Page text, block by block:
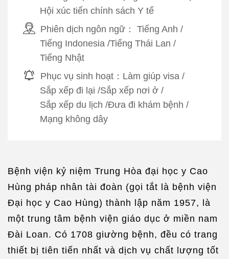
Hội xúc tiến chính sách Y tế
Phiên dịch ngôn ngữ： Tiếng Anh /
Tiếng Indonesia /Tiếng Thái Lan /
Tiếng Nhật
Phục vụ sinh hoạt： Làm giúp visa /
Sắp xếp đi lại /Sắp xếp nơi ở /
Sắp xếp du lịch /Đưa đi khám bệnh /
Mạng không dây
Bệnh viện kỷ niệm Trung Hòa đại học y Cao
Hùng pháp nhân tài đoàn (gọi tắt là bệnh viện
Đại học y Cao Hùng) thành lập năm 1957, là
một trung tâm bệnh viện giáo dục ở miền nam
Đài Loan. Có 1708 giường bệnh, đều có trang
thiết bị tiên tiến nhất và dịch vụ chất lượng tốt